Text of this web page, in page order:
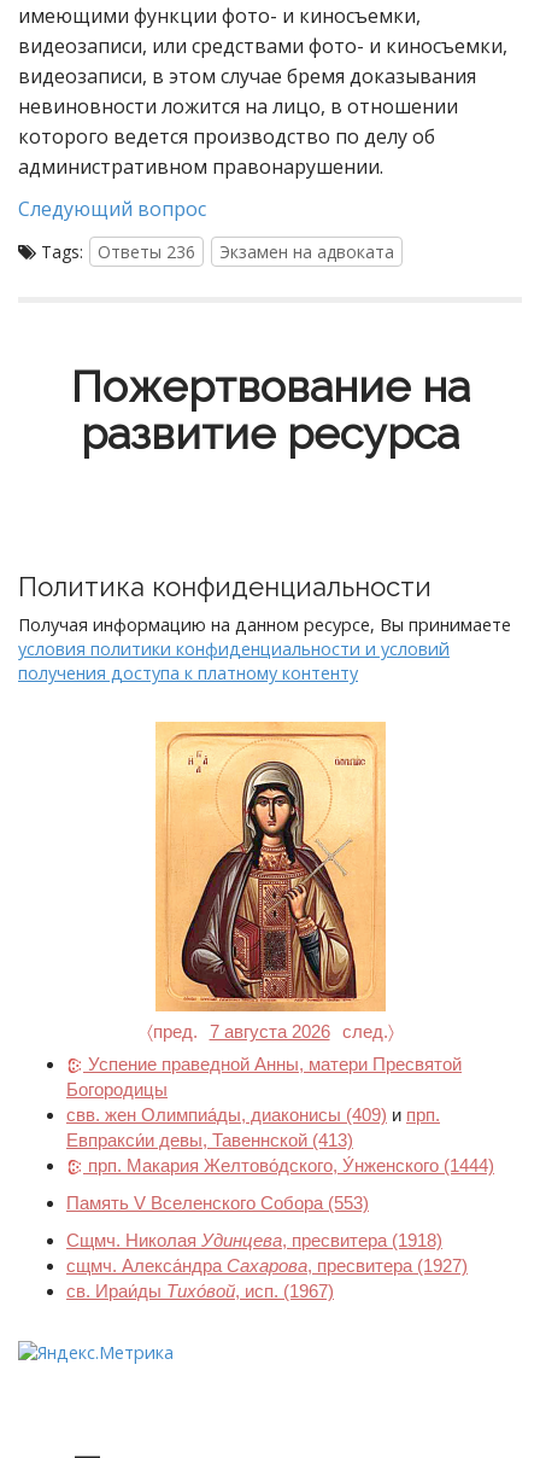
имеющими функции фото- и киносъемки,
видеозаписи, или средствами фото- и киносъемки,
видеозаписи, в этом случае бремя доказывания
невиновности ложится на лицо, в отношении
которого ведется производство по делу об
административном правонарушении.
Следующий вопрос
Tags: Ответы 236 Экзамен на адвоката
Пожертвование на
развитие ресурса
Политика конфиденциальности
Получая информацию на данном ресурсе, Вы принимаете
условия политики конфиденциальности и условий
получения доступа к платному контенту
〈пред. 7 августа 2026
след.〉
Успение праведной Анны, матери Пресвятой
Богородицы
свв. жен Олимпиа́ды, диаконисы (409) и прп.
Евпракси́и девы, Тавеннской (413)
прп. Макария Желтово́дского, У́нженского (1444)
Память V Вселенского Собора (553)
Сщмч. Николая Удинцева, пресвитера (1918)
сщмч. Алекса́ндра Сахарова, пресвитера (1927)
св. Ираи́ды Тихо́вой, исп. (1967)